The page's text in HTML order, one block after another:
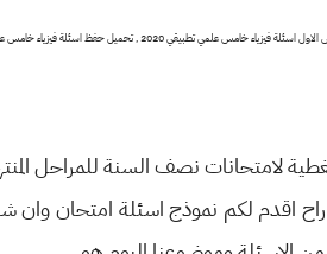
لامتحانات نصف السنة للمراحل
راح اقدم لكم نموذج اسئلة امتحان